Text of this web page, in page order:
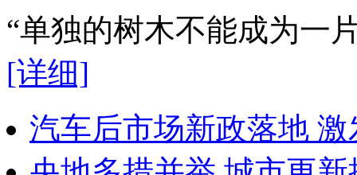
“单独的树木不能成为一
[详细]
汽车后市场新政落地